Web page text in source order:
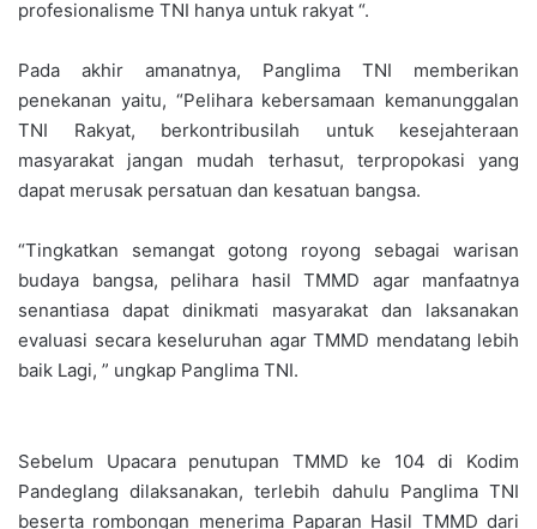
profesionalisme TNI hanya untuk rakyat “.
Pada akhir amanatnya, Panglima TNI memberikan
penekanan yaitu, “Pelihara kebersamaan kemanunggalan
TNI Rakyat, berkontribusilah untuk kesejahteraan
masyarakat jangan mudah terhasut, terpropokasi yang
dapat merusak persatuan dan kesatuan bangsa.
“Tingkatkan semangat gotong royong sebagai warisan
budaya bangsa, pelihara hasil TMMD agar manfaatnya
senantiasa dapat dinikmati masyarakat dan laksanakan
evaluasi secara keseluruhan agar TMMD mendatang lebih
baik Lagi, ” ungkap Panglima TNI.
Sebelum Upacara penutupan TMMD ke 104 di Kodim
Pandeglang dilaksanakan, terlebih dahulu Panglima TNI
beserta rombongan menerima Paparan Hasil TMMD dari